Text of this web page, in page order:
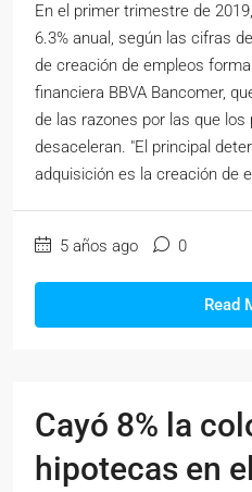
En el primer trimestre de
6.3% anual, según las cifras
de creación de empleos
financiera BBVA Bancomer,
de las razones por las que
desaceleran. "El principal
adquisición es la creación de
5 años ago 0
Read
Cayó 8% la
hipotecas en